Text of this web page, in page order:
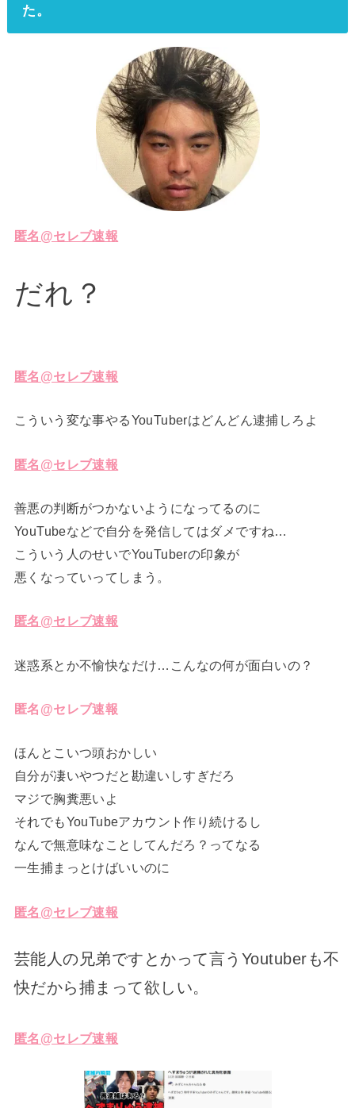
た。
匿名@セレブ速報
だれ？
匿名@セレブ速報
こういう変な事やるYouTuberはどんどん逮捕しろよ
匿名@セレブ速報
善悪の判断がつかないようになってるのに
YouTubeなどで自分を発信してはダメですね…
こういう人のせいでYouTuberの印象が
悪くなっていってしまう。
匿名@セレブ速報
迷惑系とか不愉快なだけ…こんなの何が面白いの？
匿名@セレブ速報
ほんとこいつ頭おかしい
自分が凄いやつだと勘違いしすぎだろ
マジで胸糞悪いよ
それでもYouTubeアカウント作り続けるし
なんで無意味なことしてんだろ？ってなる
一生捕まっとけばいいのに
匿名@セレブ速報
芸能人の兄弟ですとかって言うYoutuberも不
快だから捕まって欲しい。
匿名@セレブ速報